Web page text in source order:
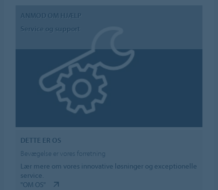
ANMOD OM HJÆLP
Service og support
DETTE ER OS
Bevægelse er vores forretning
Lær mere om vores innovative løsninger og exceptionelle
service.
"OM OS"